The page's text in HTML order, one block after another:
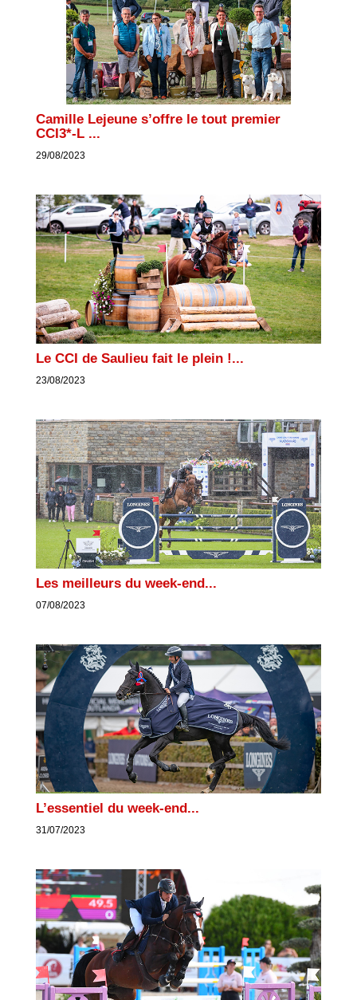
Camille Lejeune s’offre le tout premier
CCI3*-L ...
29/08/2023
Le CCI de Saulieu fait le plein !...
23/08/2023
Les meilleurs du week-end...
07/08/2023
L’essentiel du week-end...
31/07/2023